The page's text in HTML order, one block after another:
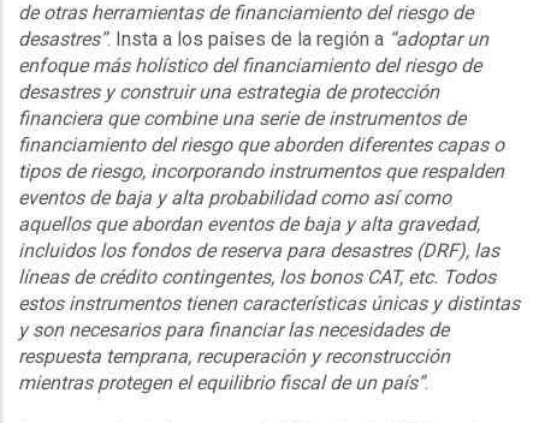
de otras herramientas de financiamiento del riesgo de
desastres”. Insta a los países de la región a “adoptar un
enfoque más holístico del financiamiento del riesgo de
desastres y construir una estrategia de protección
financiera que combine una serie de instrumentos de
financiamiento del riesgo que aborden diferentes capas o
tipos de riesgo, incorporando instrumentos que respalden
eventos de baja y alta probabilidad como así como
aquellos que abordan eventos de baja y alta gravedad,
incluidos los fondos de reserva para desastres (DRF), las
líneas de crédito contingentes, los bonos CAT, etc. Todos
estos instrumentos tienen características únicas y distintas
y son necesarios para financiar las necesidades de
respuesta temprana, recuperación y reconstrucción
mientras protegen el equilibrio fiscal de un país”.